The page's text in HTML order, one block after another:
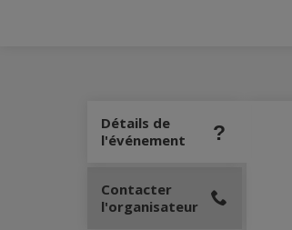
Détails de
l'événement
Contacter
l'organisateur